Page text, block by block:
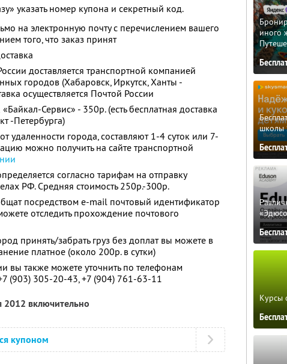
указать номер купона и секретный код.
на электронную почту с перечислением вашего
того, что заказ принят
доставляется транспортной компанией
городов (Хабаровск, Иркутск, Ханты -
осуществляется Почтой России
Сервис» - 350р. (есть бесплатная доставка
-Петербурга)
удаленности города, составляют 1-4 суток или 7-
можно получить на сайте транспортной
согласно тарифам на отправку
РФ. Средняя стоимость 250р.-300р.
посредством e-mail почтовый идентификатор
отследить прохождение почтового
принять/забрать груз без доплат вы можете в
платное (около 200р. в сутки)
вы также можете уточнить по телефонам
(903) 305-20-43, +7 (904) 761-63-11
2012 включительно
купоном
иного
школы
Курсы